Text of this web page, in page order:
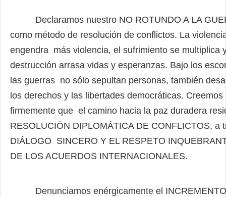
Declaramos nuestro NO ROTUNDO A LA
como método de resolución de conflictos. La
engendra más violencia, el sufrimiento se multiplica
destrucción arrasa vidas y esperanzas. Bajo los
las guerras no sólo sepultan personas, también
los derechos y las libertades democráticas. Creemos
firmemente que el camino hacia la paz duradera
RESOLUCIÓN DIPLOMÁTICA DE CONFLICTOS, a
DIÁLOGO SINCERO Y EL RESPETO
DE LOS ACUERDOS INTERNACIONALES.
Denunciamos enérgicamente el